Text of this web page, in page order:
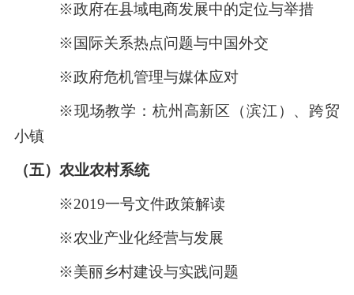
※政府在县域电商发展中的定位与举措
※国际关系热点问题与中国外交
※政府危机管理与媒体应对
※现场教学：杭州高新区（滨江）、跨贸
小镇
（五）农业农村系统
※2019一号文件政策解读
※农业产业化经营与发展
※美丽乡村建设与实践问题